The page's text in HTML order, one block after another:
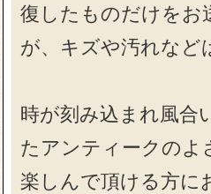
復したものだけをお
が、キズや汚れなど
時が刻み込まれ風合
たアンティークのよ
楽しんで頂ける方に